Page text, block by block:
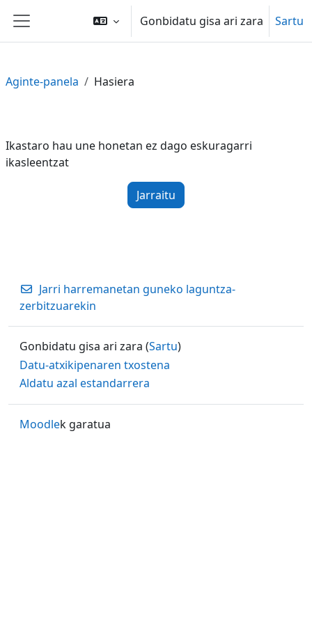
Joan eduki nagusira zuzenean
Alboko panela
Gonbidatu gisa ari zara Sartu
Aginte-panela Hasiera
Ikastaro hau une honetan ez dago eskuragarri
ikasleentzat
Jarraitu
Jarri harremanetan guneko laguntza-
zerbitzuarekin
Gonbidatu gisa ari zara (Sartu)
Datu-atxikipenaren txostena
Aldatu azal estandarrera
Moodlek garatua